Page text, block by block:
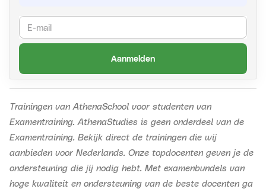
Aanmelden
Trainingen van AthenaSchool voor studenten van
Examentraining. AthenaStudies is geen onderdeel van de
Examentraining. Bekijk direct de trainingen die wij
aanbieden voor Nederlands. Onze topdocenten geven je de
ondersteuning die jij nodig hebt. Met examenbundels van
hoge kwaliteit en ondersteuning van de beste docenten ga